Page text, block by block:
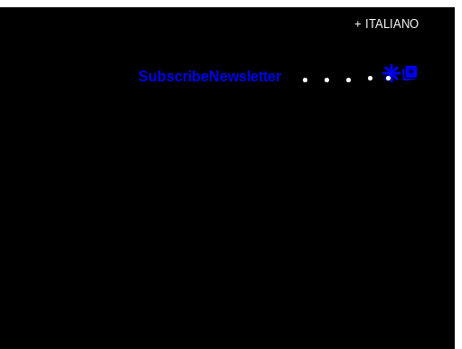
+ ITALIANO
SubscribeNewsletter Instagram
TikTok
YouTube
Google